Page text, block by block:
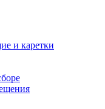
и каретки